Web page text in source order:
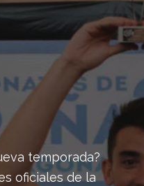
temporada?
oficiales de la